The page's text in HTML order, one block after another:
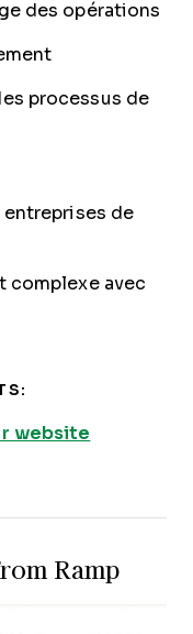
des opérations
processus de
de
complexe avec
website
Ramp